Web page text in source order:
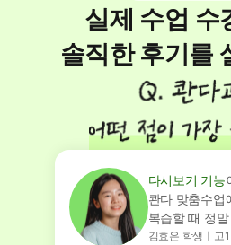
실제 수업 수
솔직한 후기를
다시보기 기능
콴다 맞춤수업
복습할 때 정
김효은 학생ㅣ고1